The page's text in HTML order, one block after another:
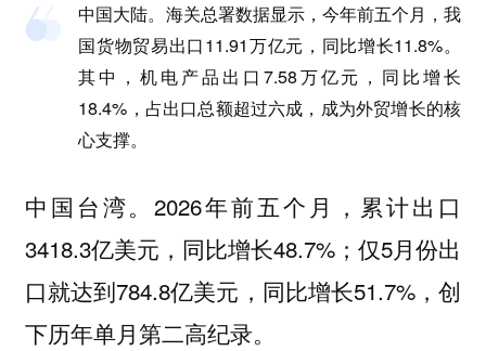
中国大陆。海关总署数据显示，今年前五个月，我
国货物贸易出口11.91万亿元，同比增长11.8%。
其中，机电产品出口7.58万亿元，同比增长
18.4%，占出口总额超过六成，成为外贸增长的核
心支撑。
中国台湾。2026年前五个月，累计出口
3418.3亿美元，同比增长48.7%；仅5月份出
口就达到784.8亿美元，同比增长51.7%，创
下历年单月第二高纪录。